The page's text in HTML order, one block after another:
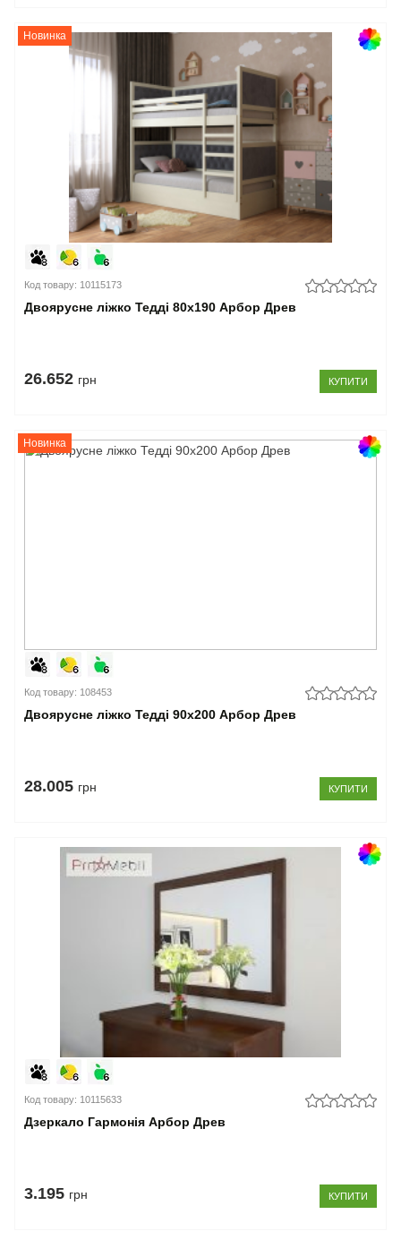
Новинка
Код товару: 10115173
Двоярусне ліжко Тедді 80x190 Арбор Древ
26.652 грн КУПИТИ
Новинка
Код товару: 108453
Двоярусне ліжко Тедді 90x200 Арбор Древ
28.005 грн КУПИТИ
Код товару: 10115633
Дзеркало Гармонія Арбор Древ
3.195 грн КУПИТИ